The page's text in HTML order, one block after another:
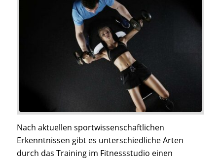
Nach aktuellen sportwissenschaftlichen
Erkenntnissen gibt es unterschiedliche Arten
durch das Training im Fitnessstudio einen